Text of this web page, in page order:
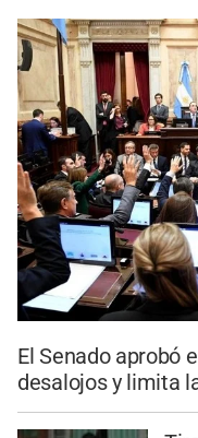
El Senado aprobó
desalojos y limita